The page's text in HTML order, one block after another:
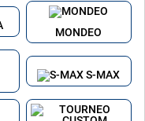
MONDEO
S-MAX